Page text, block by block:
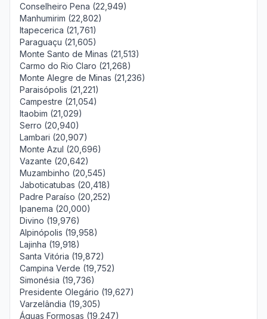
Conselheiro Pena (22,949)
Manhumirim (22,802)
Itapecerica (21,761)
Paraguaçu (21,605)
Monte Santo de Minas (21,513)
Carmo do Rio Claro (21,268)
Monte Alegre de Minas (21,236)
Paraisópolis (21,221)
Campestre (21,054)
Itaobim (21,029)
Serro (20,940)
Lambari (20,907)
Monte Azul (20,696)
Vazante (20,642)
Muzambinho (20,545)
Jaboticatubas (20,418)
Padre Paraíso (20,252)
Ipanema (20,000)
Divino (19,976)
Alpinópolis (19,958)
Lajinha (19,918)
Santa Vitória (19,872)
Campina Verde (19,752)
Simonésia (19,736)
Presidente Olegário (19,627)
Varzelândia (19,305)
Águas Formosas (19,247)